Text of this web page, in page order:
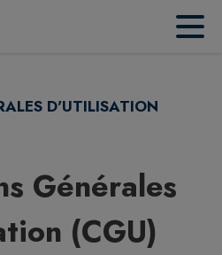
D'UTILISATION
Générales
(CGU)